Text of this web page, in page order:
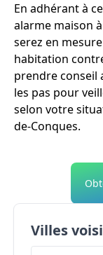
En adhérant à
alarme maison
serez en
habitation
prendre conseil
les pas pour
selon votre
de-Conques.
Villes